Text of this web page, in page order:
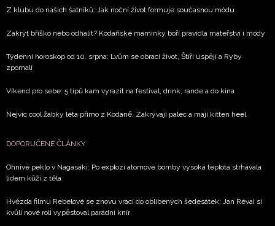
Vašimi údaji pracovat zejména k organizaci a
informace od našich partnerů? Pokud souhlasíte se
zpracováním údajů k tomuto účelu podle
Z klubu do našich šatníků: Jak noční život formuje současnou módu
Zakrýt bříško nebo odhalit? Kodaňské maminky boří pravidla mateřství i módy
Týdenní horoskop od 10. srpna: Lvům se obrací život, Štíři uspějí a Ryby
zpomalí
Víkend pro sebe: 5 tipů kam vyrazit na festival, drink, rande a do kina
Nejvíc cool žabky léta přímo z Kodaně. Zakrývají palec a mají kitten heel
DOPORUČENÉ ČLÁNKY
Ohnivé peklo v Nagasaki: Po explozi atomové bomby vysoká teplota strhávala
lidem kůži z těla
Hvězda filmu Rebelové se znovu vrací do oblíbených šedesátek: Jan Révai si
kvůli nové roli vypěstoval parádní knír